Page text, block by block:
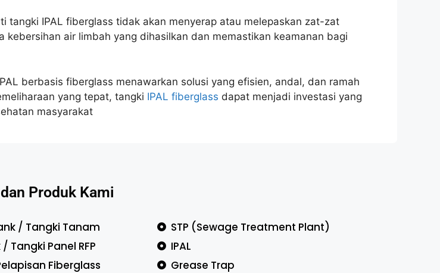
tangki IPAL fiberglass tidak akan menyerap atau melepaskan zat-zat
air limbah yang dihasilkan dan memastikan keamanan bagi
berbasis fiberglass menawarkan solusi yang efisien, andal, dan ramah
yang tepat, tangki IPAL fiberglass dapat menjadi investasi yang
masyarakat
Produk Kami
/ Tangki Tanam
Tangki Panel RFP
Fiberglass
STP (Sewage Treatment Plant)
IPAL
Grease Trap